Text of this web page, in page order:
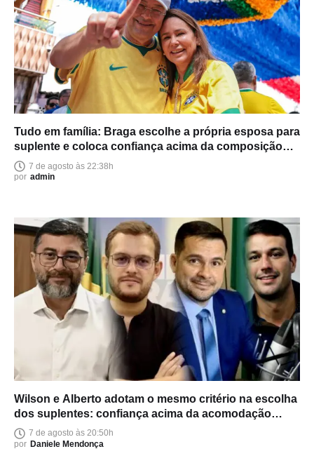
Tudo em família: Braga escolhe a própria esposa para
suplente e coloca confiança acima da composição
política
7 de agosto às 22:38h
por admin
Wilson e Alberto adotam o mesmo critério na escolha
dos suplentes: confiança acima da acomodação
política
7 de agosto às 20:50h
por Daniele Mendonça